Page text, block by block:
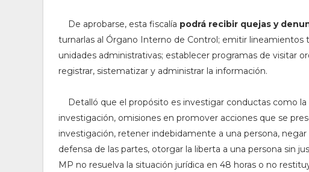
De aprobarse, esta fiscalía podrá recibir quejas y
turnarlas al Órgano Interno de Control; emitir lineamientos
unidades administrativas; establecer programas de visitar
registrar, sistematizar y administrar la información.
Detalló que el propósito es investigar conductas como
investigación, omisiones en promover acciones que se
investigación, retener indebidamente a una persona,
defensa de las partes, otorgar la liberta a una persona sin
MP no resuelva la situación jurídica en 48 horas o no